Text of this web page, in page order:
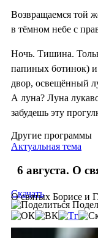
Возвращаемся той
в тёмном небе с
Ночь. Тишина.
папиных ботинок)
двор, освещённый
А луна? Луна
забудешь эту
Другие программы
Актуальная тема
6 августа. О
О святых Борисе и
Скачать